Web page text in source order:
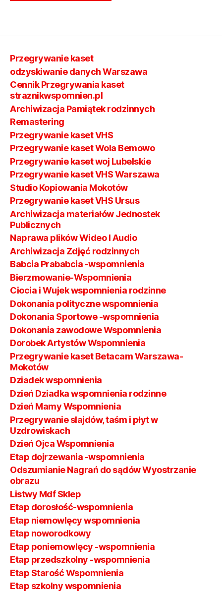
Przegrywanie kaset
odzyskiwanie danych Warszawa
Cennik Przegrywania kaset
straznikwspomnien.pl
Archiwizacja Pamiątek rodzinnych
Remastering
Przegrywanie kaset VHS
Przegrywanie kaset Wola Bemowo
Przegrywanie kaset woj Lubelskie
Przegrywanie kaset VHS Warszawa
Studio Kopiowania Mokotów
Przegrywanie kaset VHS Ursus
Archiwizacja materiałów Jednostek
Publicznych
Naprawa plików Wideo I Audio
Archiwizacja Zdjęć rodzinnych
Babcia Prababcia -wspomnienia
Bierzmowanie-Wspomnienia
Ciocia i Wujek wspomnienia rodzinne
Dokonania polityczne wspomnienia
Dokonania Sportowe -wspomnienia
Dokonania zawodowe Wspomnienia
Dorobek Artystów Wspomnienia
Przegrywanie kaset Betacam Warszawa-
Mokotów
Dziadek wspomnienia
Dzień Dziadka wspomnienia rodzinne
Dzień Mamy Wspomnienia
Przegrywanie slajdów, taśm i płyt w
Uzdrowiskach
Dzień Ojca Wspomnienia
Etap dojrzewania -wspomnienia
Odszumianie Nagrań do sądów Wyostrzanie
obrazu
Listwy Mdf Sklep
Etap dorosłość-wspomnienia
Etap niemowlęcy wspomnienia
Etap noworodkowy
Etap poniemowlęcy -wspomnienia
Etap przedszkolny -wspomnienia
Etap Starość Wspomnienia
Etap szkolny wspomnienia